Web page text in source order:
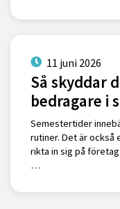
11 juni 2026
Så skyddar
bedragare i
Semestertider
rutiner. Det är också
rikta in sig på
…